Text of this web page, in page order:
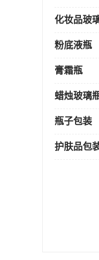
化妆品玻
粉底液瓶
膏霜瓶
蜡烛玻璃
瓶子包装
护肤品包